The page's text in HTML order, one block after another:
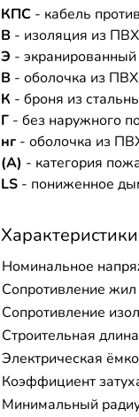
КПС - кабель
В - изоляция из
Э - экранированный
В - оболочка из
К - броня из
Г - без наружного
нг - оболочка из
(A) - категория
LS - пониженное
Характеристики
Номинальное
Сопротивление
Сопротивление
Строительная длина
Электрическая
Коэффициент
Минимальный